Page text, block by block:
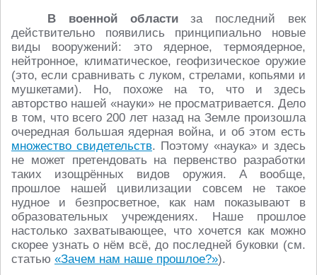
В военной областиза последний век
действительно появились принципиально новые
виды вооружений: это ядерное, термоядерное,
нейтронное, климатическое, геофизическое оружие
(это, если сравнивать с луком, стрелами, копьями и
мушкетами). Но, похоже на то, что и здесь
авторство нашей «науки» не просматривается. Дело
в том, что всего 200 лет назад на Земле произошла
очередная большая ядерная война, и об этом есть
множество свидетельств. Поэтому «наука» и здесь
не может претендовать на первенство разработки
таких изощрённых видов оружия. А вообще,
прошлое нашей цивилизации совсем не такое
нудное и безпросветное, как нам показывают в
образовательных учреждениях. Наше прошлое
настолько захватывающее, что хочется как можно
скорее узнать о нём всё, до последней буковки (см.
статью «Зачем нам наше прошлое?»).